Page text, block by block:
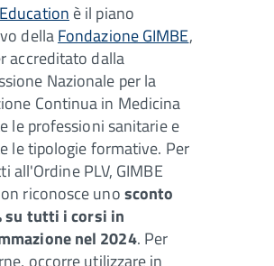
è il piano
dellaFondazione GIMBE,
accreditato dalla
Nazionale per la
Continua in Medicina
le professioni sanitarie e
le tipologie formative. Per
all'Ordine PLV, GIMBE
riconosce unosconto
su tutti i corsi in
nel 2024. Per